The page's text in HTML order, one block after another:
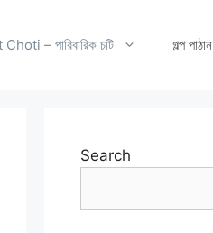
– পারিবারিক চটি গল্প পাঠান
Search